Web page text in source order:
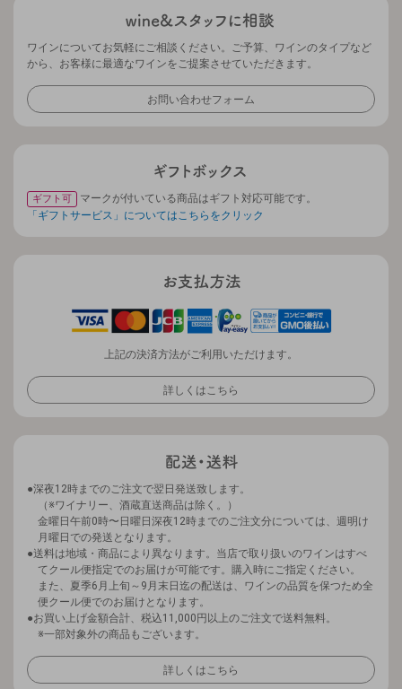
ワインについてお気軽にご相談ください。ご予算、ワインのタイプなど
から、お客様に最適なワインをご提案させていただきます。
お問い合わせフォーム
ギフト可
マークが付いている商品はギフト対応可能です。
「ギフトサービス」についてはこちらをクリック
上記の決済方法がご利用いただけます。
詳しくはこちら
深夜12時までのご注文で翌日発送致します。
（※ワイナリー、酒蔵直送商品は除く。）
金曜日午前0時〜日曜日深夜12時までのご注文分については、週明け
月曜日での発送となります。
送料は地域・商品により異なります。当店で取り扱いのワインはすべ
てクール便指定でのお届けが可能です。購入時にご指定ください。
また、夏季6月上旬～9月末日迄の配送は、ワインの品質を保つため全
便クール便でのお届けとなります。
お買い上げ金額合計、税込11,000円以上のご注文で送料無料。
※一部対象外の商品もございます。
詳しくはこちら